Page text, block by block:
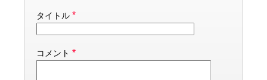
タイトル *
コメント *